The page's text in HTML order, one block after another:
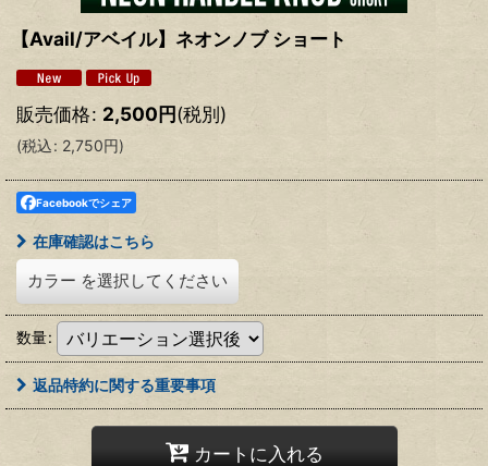
【Avail/アベイル】ネオンノブ ショート
販売価格: 2,500円(税別)
(税込: 2,750円)
Facebookでシェア
在庫確認はこちら
カラー を選択してください
数量:
返品特約に関する重要事項
カートに入れる